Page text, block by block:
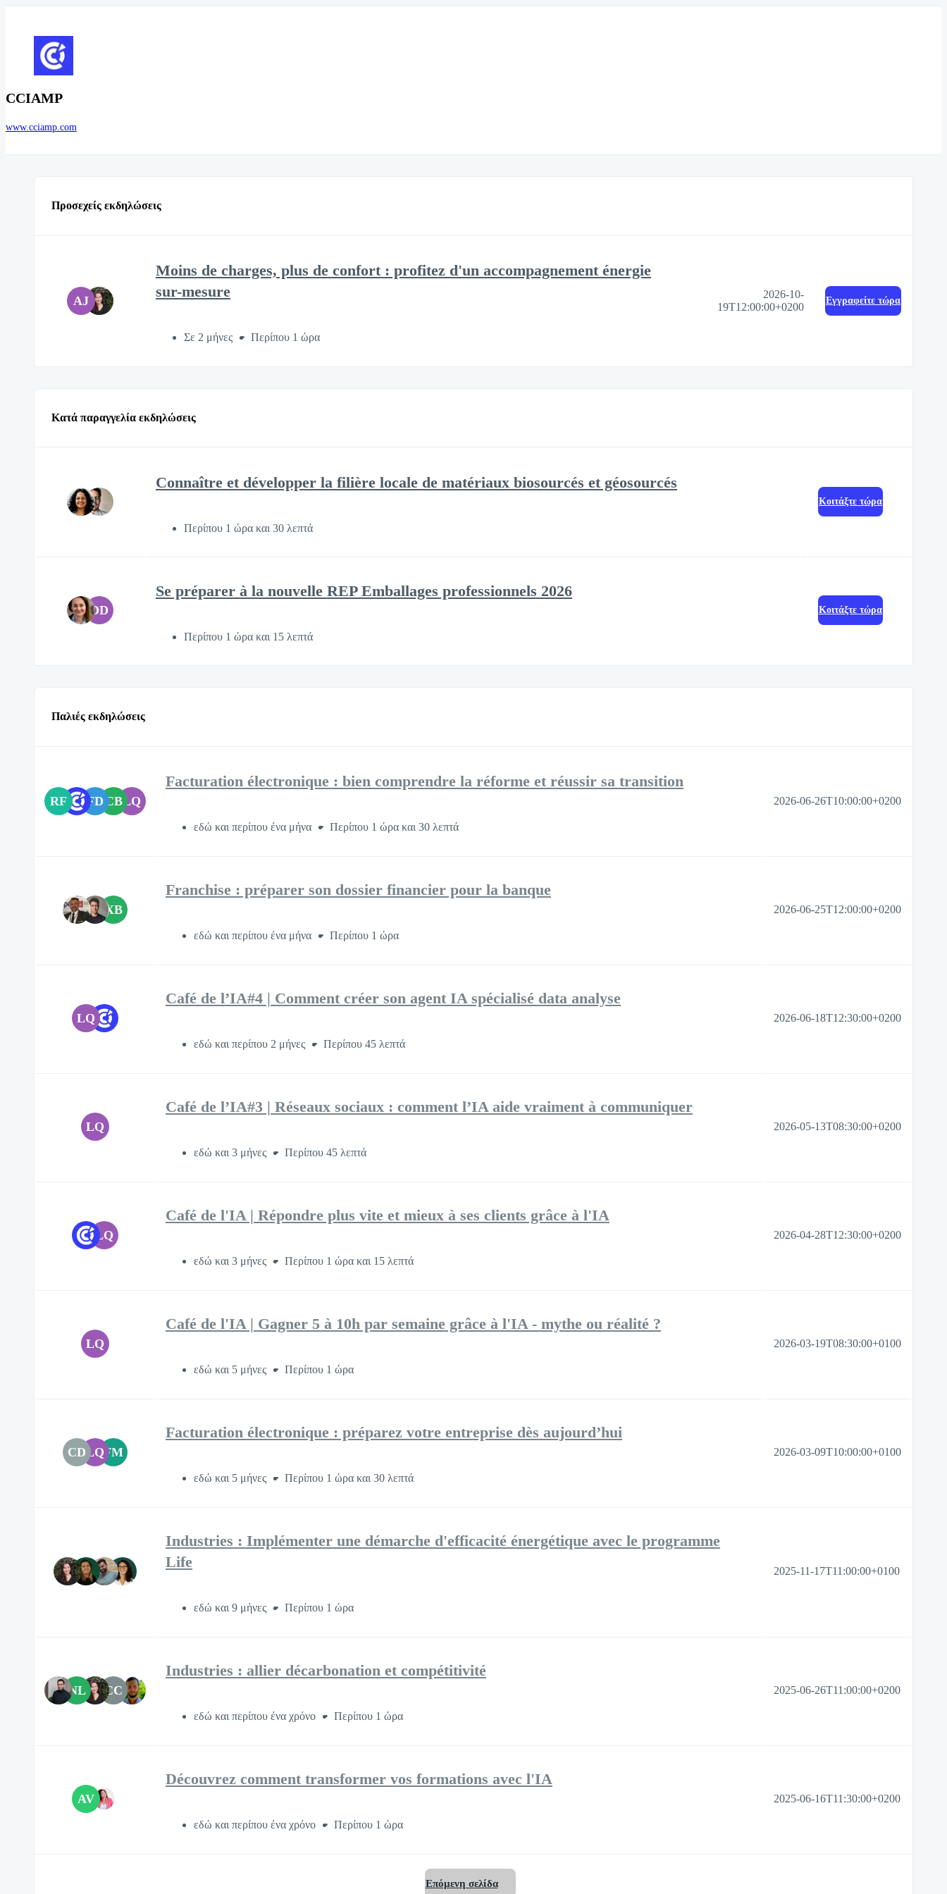
CCIAMP
www.cciamp.com
Προσεχείς εκδηλώσεις
AJ
Moins de charges, plus de confort : profitez d'un accompagnement énergie
sur-mesure
Σε 2 μήνες Περίπου 1 ώρα
2026-10-
19T12:00:00+0200
Eγγραφείτε τώρα
Κατά παραγγελία εκδηλώσεις
Connaître et développer la filière locale de matériaux biosourcés et géosourcés
Περίπου 1 ώρα και 30 λεπτά
Κοιτάξτε τώρα
DD
Se préparer à la nouvelle REP Emballages professionnels 2026
Περίπου 1 ώρα και 15 λεπτά
Κοιτάξτε τώρα
Παλιές εκδηλώσεις
RF FD CB LQ
Facturation électronique : bien comprendre la réforme et réussir sa transition
εδώ και περίπου ένα μήνα Περίπου 1 ώρα και 30 λεπτά
2026-06-26T10:00:00+0200
XB
Franchise : préparer son dossier financier pour la banque
εδώ και περίπου ένα μήνα Περίπου 1 ώρα
2026-06-25T12:00:00+0200
LQ
Café de l’IA#4 | Comment créer son agent IA spécialisé data analyse
εδώ και περίπου 2 μήνες Περίπου 45 λεπτά
2026-06-18T12:30:00+0200
LQ
Café de l’IA#3 | Réseaux sociaux : comment l’IA aide vraiment à communiquer
εδώ και 3 μήνες Περίπου 45 λεπτά
2026-05-13T08:30:00+0200
LQ
Café de l'IA | Répondre plus vite et mieux à ses clients grâce à l'IA
εδώ και 3 μήνες Περίπου 1 ώρα και 15 λεπτά
2026-04-28T12:30:00+0200
LQ
Café de l'IA | Gagner 5 à 10h par semaine grâce à l'IA - mythe ou réalité ?
εδώ και 5 μήνες Περίπου 1 ώρα
2026-03-19T08:30:00+0100
CD LQ FM
Facturation électronique : préparez votre entreprise dès aujourd’hui
εδώ και 5 μήνες Περίπου 1 ώρα και 30 λεπτά
2026-03-09T10:00:00+0100
Industries : Implémenter une démarche d'efficacité énergétique avec le programme
Life
εδώ και 9 μήνες Περίπου 1 ώρα
2025-11-17T11:00:00+0100
NL CC
Industries : allier décarbonation et compétitivité
εδώ και περίπου ένα χρόνο Περίπου 1 ώρα
2025-06-26T11:00:00+0200
AV
Découvrez comment transformer vos formations avec l'IA
εδώ και περίπου ένα χρόνο Περίπου 1 ώρα
2025-06-16T11:30:00+0200
Επόμενη σελίδα